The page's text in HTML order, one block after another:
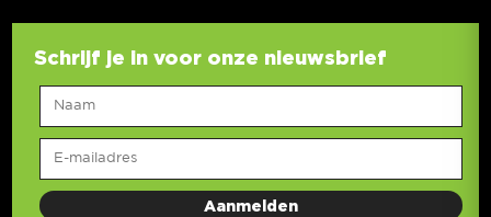
Schrijf je in voor onze nieuwsbrief